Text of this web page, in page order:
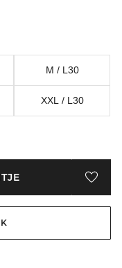
M / L30
XXL / L30